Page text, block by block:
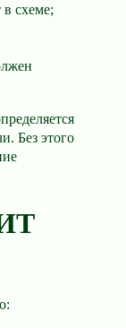
в схеме;
Без этого